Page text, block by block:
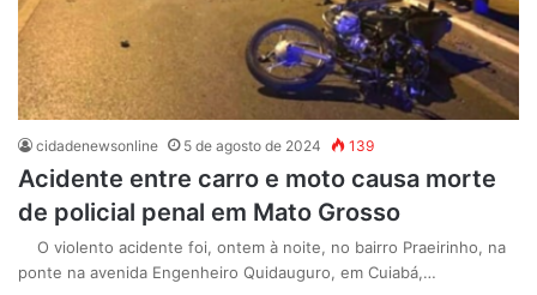
cidadenewsonline 5 de agosto de 2024 139
Acidente entre carro e moto causa morte
de policial penal em Mato Grosso
O violento acidente foi, ontem à noite, no bairro Praeirinho, na
ponte na avenida Engenheiro Quidauguro, em Cuiabá,…